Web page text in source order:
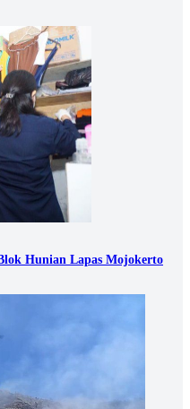
Hunian Lapas Mojokerto